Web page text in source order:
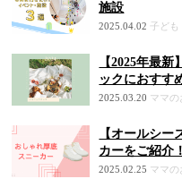
施設
2025.04.02 子ども
【2025年最
ックにおすす
2025.03.20 ママの
【オールシ
カーをご紹介！
2025.02.25 ママの